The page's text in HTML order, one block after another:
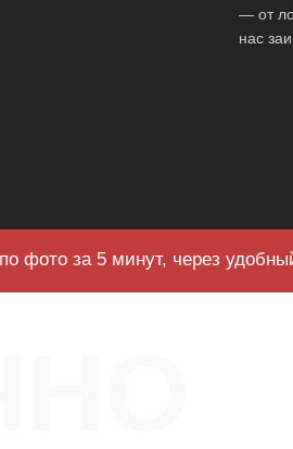
— от
нас
фото за 5 минут, через